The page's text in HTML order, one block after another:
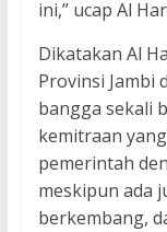
ini,” ucap Al
Dikatakan Al
Provinsi Jambi
bangga sekali
kemitraan
pemerintah
meskipun ada
berkembang,